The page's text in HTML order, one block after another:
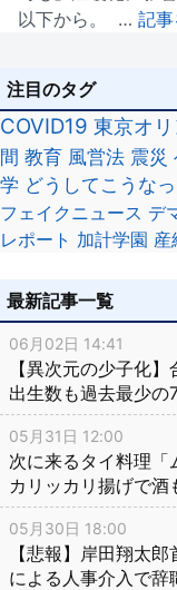
以下から。 … 記
注目のタグ
COVID19 東京オ
間 教育 風営法 震災
学 どうしてこうな
フェイクニュース デ
レポート 加計学園 産
最新記事一覧
06月02日 14:41
【異次元の少子化
出生数も過去最少の
05月31日 12:00
次に来るタイ料理
カリッカリ揚げで酒
05月30日 18:00
【悲報】岸田翔太
による人事介入で辞